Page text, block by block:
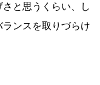
と思うくらい、し
ンスを取りづらけ